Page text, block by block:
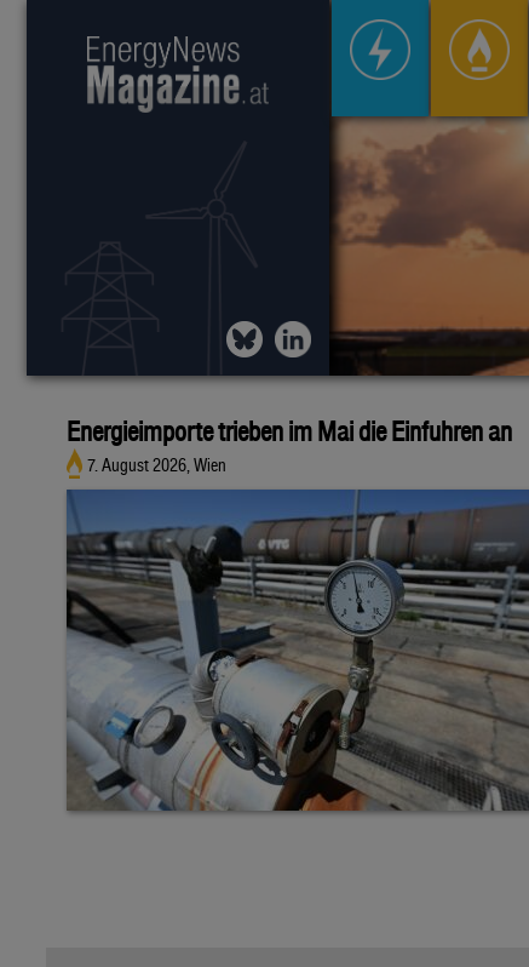
Energieimporte trieben im Mai die Einfuhren an
7. August 2026, Wien